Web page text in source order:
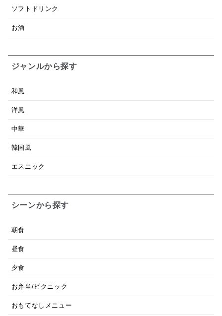
ソフトドリンク
お酒
ジャンルから探す
和風
洋風
中華
韓国風
エスニック
シーンから探す
朝食
昼食
夕食
お弁当/ピクニック
おもてなしメニュー